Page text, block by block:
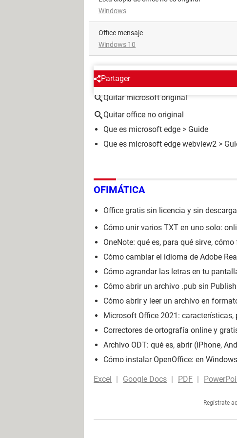
Windows
office mensaje
Windows 10
Partager
ALREDEDOR DEL MISMO TEMA
Quitar microsoft original
Quitar office no original
Que es microsoft edge > Guide
Que es microsoft edge webview2 >
OFIMÁTICA
Office gratis sin licencia y sin
Cómo unir varios TXT en uno solo:
OneNote: qué es, para qué sirve,
Cómo cambiar el idioma de Adobe
Cómo agrandar las letras en tu
Cómo abrir un archivo .pub sin
Cómo abrir y leer un archivo en
Microsoft Office 2021: características,
Correctores de ortografía online y
Archivo ODT: qué es, abrir (iPhone,
Cómo instalar OpenOffice: en
Excel Google Docs PDF
Regístrate